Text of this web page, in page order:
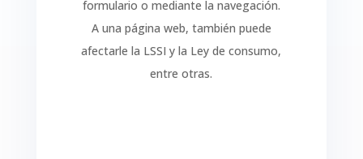
formulario o mediante la navegación.
A una página web, también puede
afectarle la LSSI y la Ley de consumo,
entre otras.